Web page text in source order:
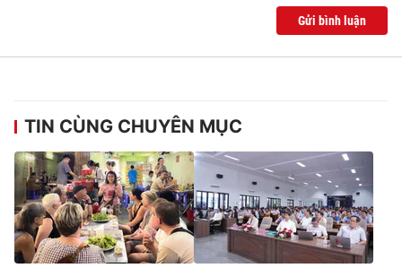
Gửi bình luận
TIN CÙNG CHUYÊN MỤC